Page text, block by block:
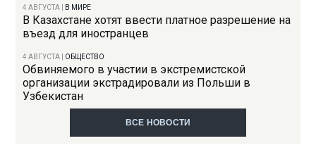
4 АВГУСТА В МИРЕ
В Казахстане хотят ввести платное разрешение на
въезд для иностранцев
4 АВГУСТА ОБЩЕСТВО
Обвиняемого в участии в экстремистской
организации экстрадировали из Польши в
Узбекистан
ВСЕ НОВОСТИ